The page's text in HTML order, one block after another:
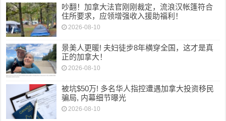
吵翻！加拿大法官刚刚裁定，流浪汉帐篷符合
住所要求，应领增强收入援助福利！
2026-08-10
景美人更暖! 夫妇徒步8年横穿全国，这才是真
正的加拿大！
2026-08-10
被坑$50万! 多名华人指控遭遇加拿大投资移民
骗局, 内幕细节曝光
2026-08-10